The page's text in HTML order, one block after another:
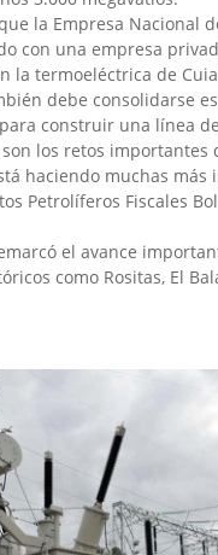
la Empresa Nacional
con una empresa
la termoeléctrica de
debe consolidarse
construir una línea
son los retos importantes
haciendo muchas más
Petrolíferos Fiscales
el avance
como Rositas, El